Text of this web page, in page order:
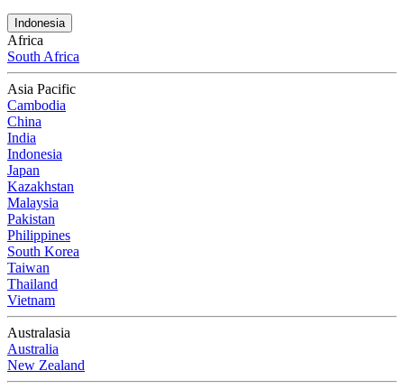
Indonesia
Africa
South Africa
Asia Pacific
Cambodia
China
India
Indonesia
Japan
Kazakhstan
Malaysia
Pakistan
Philippines
South Korea
Taiwan
Thailand
Vietnam
Australasia
Australia
New Zealand